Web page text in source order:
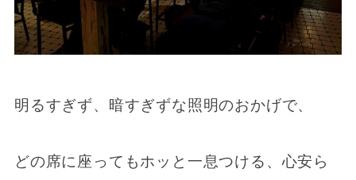
明るすぎず、暗すぎずな照明のおかげで、
どの席に座ってもホッと一息つける、心安ら